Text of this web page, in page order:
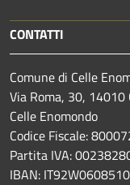
CONTATTI
Comune di Celle
Via Roma, 30,
Celle Enomondo
Codice Fiscale:
Partita IVA:
IBAN: